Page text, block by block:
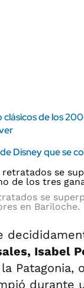
clásicos de los
Disney que se
se
en Bariloche.
Isabel
Patagonia,
durante